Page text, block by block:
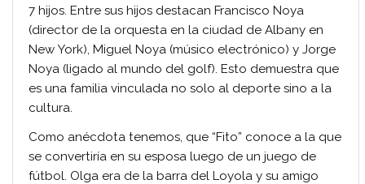
7 hijos. Entre sus hijos destacan Francisco Noya
(director de la orquesta en la ciudad de Albany en
New York), Miguel Noya (músico electrónico) y Jorge
Noya (ligado al mundo del golf). Esto demuestra que
es una familia vinculada no solo al deporte sino a la
cultura.
Como anécdota tenemos, que “Fito” conoce a la que
se convertiría en su esposa luego de un juego de
fútbol. Olga era de la barra del Loyola y su amigo